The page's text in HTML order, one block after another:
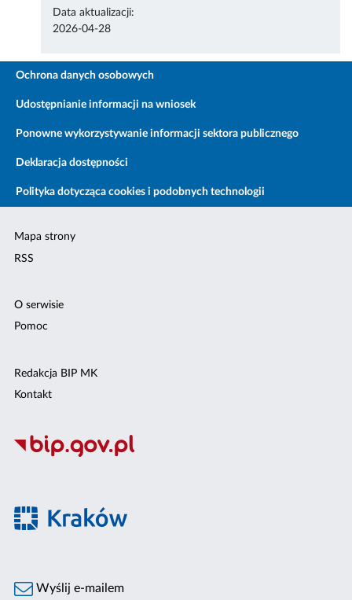
Data aktualizacji:
2026-04-28
Ochrona danych osobowych
Udostępnianie informacji na wniosek
Ponowne wykorzystywanie informacji sektora publicznego
Deklaracja dostępności
Polityka dotycząca cookies i podobnych technologii
Mapa strony
RSS
O serwisie
Pomoc
Redakcja BIP MK
Kontakt
Wyślij e-mailem